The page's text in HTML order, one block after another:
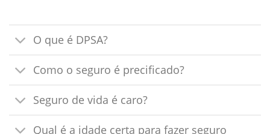
O que é DPSA?
Como o seguro é precificado?
Seguro de vida é caro?
Qual é a idade certa para fazer seguro